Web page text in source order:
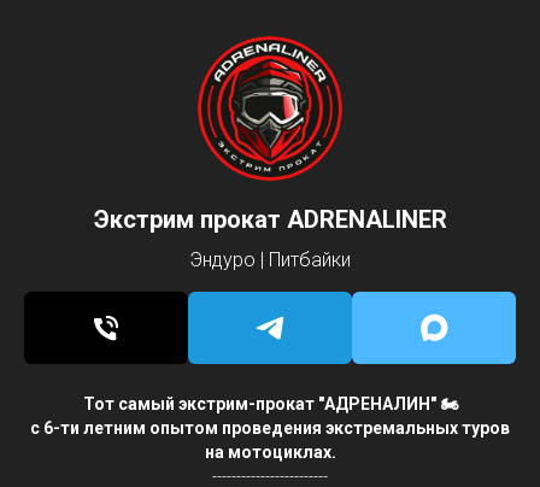
Экстрим прокат ADRENALINER
Эндуро | Питбайки
Тот самый экстрим-прокат "АДРЕНАЛИН" 🏍
с 6-ти летним опытом проведения экстремальных туров
на мотоциклах.
------------------------